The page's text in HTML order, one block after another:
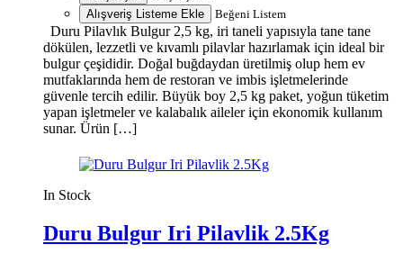
Alışveriş Listeme Ekle
Beğeni Listem
Duru Pilavlık Bulgur 2,5 kg, iri taneli yapısıyla tane tane
dökülen, lezzetli ve kıvamlı pilavlar hazırlamak için ideal bir
bulgur çeşididir. Doğal buğdaydan üretilmiş olup hem ev
mutfaklarında hem de restoran ve imbis işletmelerinde
güvenle tercih edilir. Büyük boy 2,5 kg paket, yoğun tüketim
yapan işletmeler ve kalabalık aileler için ekonomik kullanım
sunar. Ürün […]
In Stock
Duru Bulgur Iri Pilavlik 2.5Kg